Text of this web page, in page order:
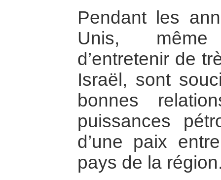
Pendant les
Unis,
d’entretenir de
Israël, sont
bonnes
puissances
d’une paix
pays de la